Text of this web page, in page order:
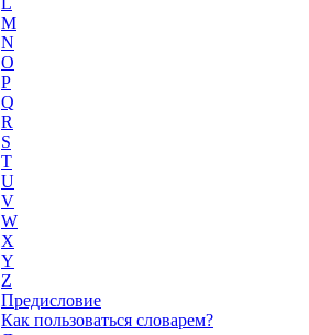
M
N
O
P
Q
R
S
T
U
V
W
X
Y
Z
Предисловие
Как пользоваться словарем?